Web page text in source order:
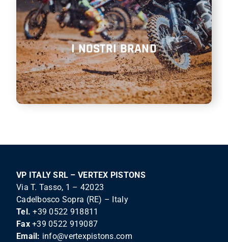
I NOSTRI BRAND
VP ITALY SRL – VERTEX PISTONS
Via T. Tasso, 1 – 42023
Cadelbosco Sopra (RE) – Italy
Tel. +39 0522 918811
Fax +39 0522 919087
Email: info@vertexpistons.com